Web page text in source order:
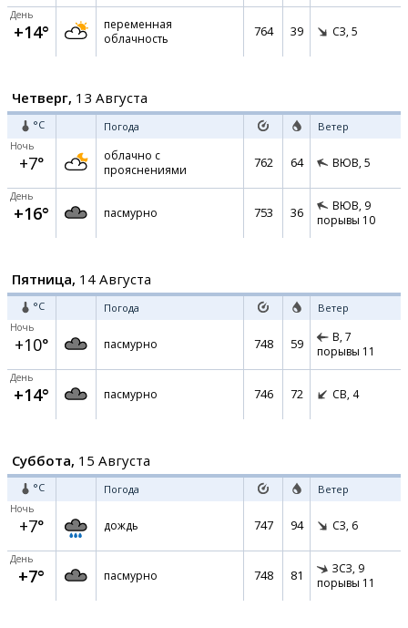
День
+14°
переменная
облачность
764 39 СЗ, 5
Четверг, 13 Августа
°C Погода Ветер
Ночь
+7°
облачно с
прояснениями
762 64 ВЮВ, 5
День
+16° пасмурно 753 36 ВЮВ, 9
порывы 10
Пятница, 14 Августа
°C Погода Ветер
Ночь
+10° пасмурно 748 59 В, 7
порывы 11
День
+14° пасмурно 746 72 СВ, 4
Суббота, 15 Августа
°C Погода Ветер
Ночь
+7° дождь 747 94 СЗ, 6
День
+7° пасмурно 748 81 ЗСЗ, 9
порывы 11